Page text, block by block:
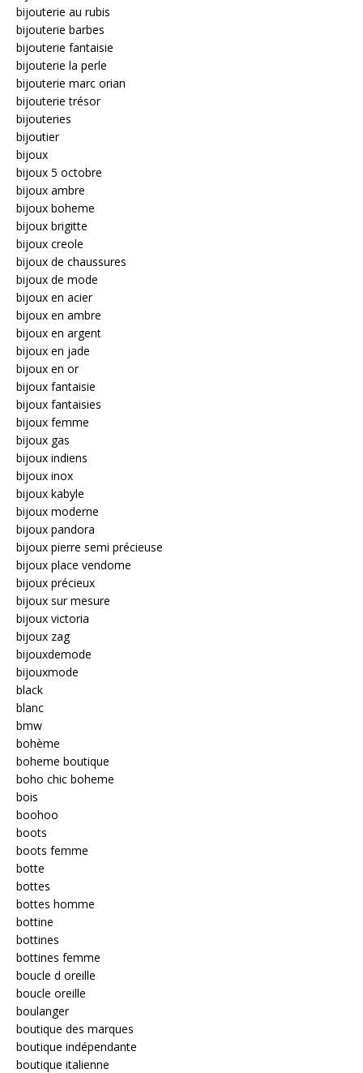
bijouterie au rubis
bijouterie barbes
bijouterie fantaisie
bijouterie la perle
bijouterie marc orian
bijouterie trésor
bijouteries
bijoutier
bijoux
bijoux 5 octobre
bijoux ambre
bijoux boheme
bijoux brigitte
bijoux creole
bijoux de chaussures
bijoux de mode
bijoux en acier
bijoux en ambre
bijoux en argent
bijoux en jade
bijoux en or
bijoux fantaisie
bijoux fantaisies
bijoux femme
bijoux gas
bijoux indiens
bijoux inox
bijoux kabyle
bijoux moderne
bijoux pandora
bijoux pierre semi précieuse
bijoux place vendome
bijoux précieux
bijoux sur mesure
bijoux victoria
bijoux zag
bijouxdemode
bijouxmode
black
blanc
bmw
bohème
boheme boutique
boho chic boheme
bois
boohoo
boots
boots femme
botte
bottes
bottes homme
bottine
bottines
bottines femme
boucle d oreille
boucle oreille
boulanger
boutique des marques
boutique indépendante
boutique italienne